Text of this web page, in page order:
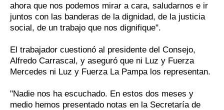
ahora que nos podemos mirar a cara, saludarnos e ir
juntos con las banderas de la dignidad, de la justicia
social, de un trabajo que nos dignifique".
El trabajador cuestionó al presidente del Consejo,
Alfredo Carrascal, y aseguró que ni Luz y Fuerza
Mercedes ni Luz y Fuerza La Pampa los representan.
"Nadie nos ha escuchado. En estos dos meses y
medio hemos presentado notas en la Secretaría de